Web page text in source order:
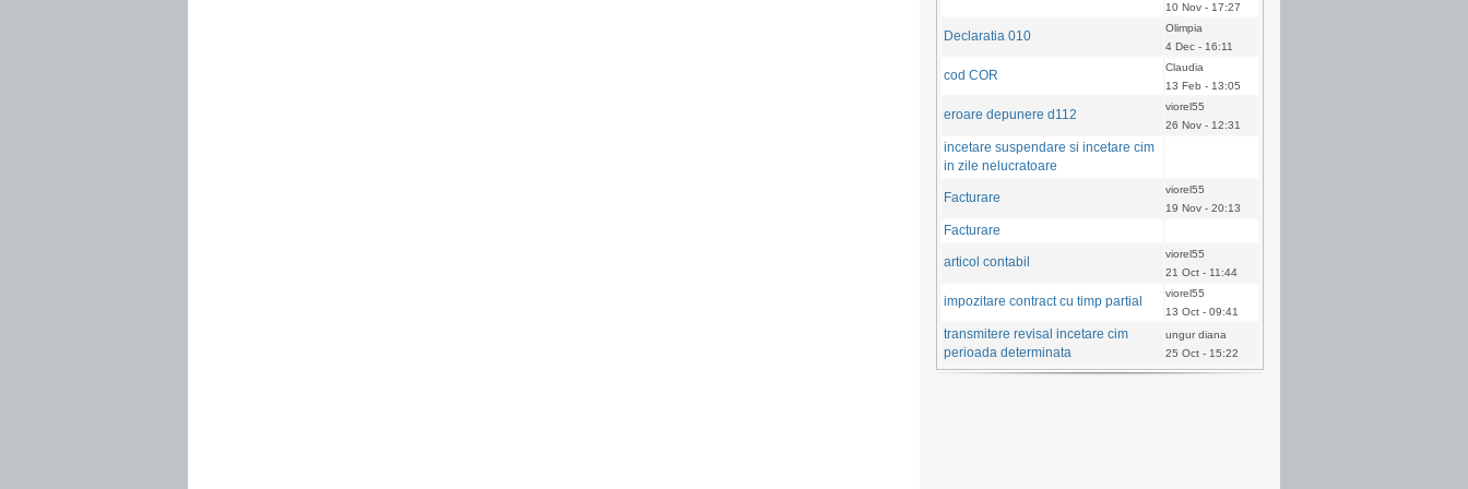
10 Nov - 17:27
Declaratia 010
Olimpia
4 Dec - 16:11
cod COR
Claudia
13 Feb - 13:05
eroare depunere d112
viorel55
26 Nov - 12:31
incetare suspendare si incetare cim
in zile nelucratoare
Facturare
viorel55
19 Nov - 20:13
Facturare
articol contabil
viorel55
21 Oct - 11:44
impozitare contract cu timp partial
viorel55
13 Oct - 09:41
transmitere revisal incetare cim
perioada determinata
ungur diana
25 Oct - 15:22